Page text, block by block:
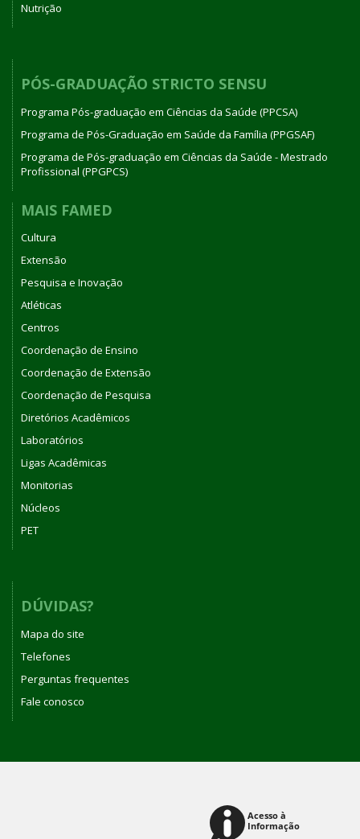
Nutrição
PÓS-GRADUAÇÃO STRICTO SENSU
Programa Pós-graduação em Ciências da Saúde (PPCSA)
Programa de Pós-Graduação em Saúde da Família (PPGSAF)
Programa de Pós-graduação em Ciências da Saúde - Mestrado
Profissional (PPGPCS)
MAIS FAMED
Cultura
Extensão
Pesquisa e Inovação
Atléticas
Centros
Coordenação de Ensino
Coordenação de Extensão
Coordenação de Pesquisa
Diretórios Acadêmicos
Laboratórios
Ligas Acadêmicas
Monitorias
Núcleos
PET
DÚVIDAS?
Mapa do site
Telefones
Perguntas frequentes
Fale conosco